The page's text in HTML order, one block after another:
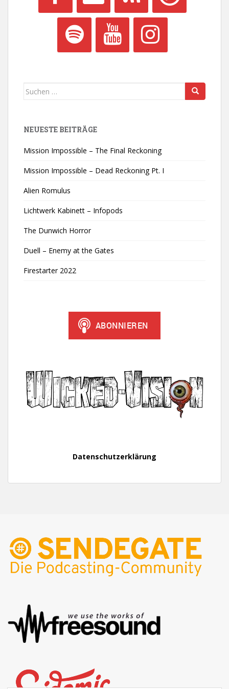
Suchen
NEUESTE BEITRÄGE
Mission Impossible – The Final Reckoning
Mission Impossible – Dead Reckoning Pt. I
Alien Romulus
Lichtwerk Kabinett – Infopods
The Dunwich Horror
Duell – Enemy at the Gates
Firestarter 2022
Datenschutzerklärung